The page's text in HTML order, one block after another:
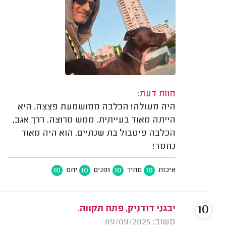
חוות דעת:
היה מעולה! הכלבה ממושמעת פצצה. היא
הייתה מאוד בעייתית. ממש מרוצה. דרך אגב,
הכלבה פיטבול בת שנתיים. הוא היה מאוד
נחמד!
איכות 10 מחיר 10 זמנים 10 יחס 10
יבגני דודניק, פתח תקווה.
משוב: 09/09/2025
10